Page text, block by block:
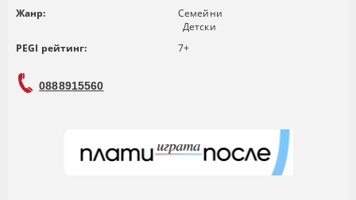
Жанр:
Семейни
Детски
PEGI рейтинг:
7+
0888915560